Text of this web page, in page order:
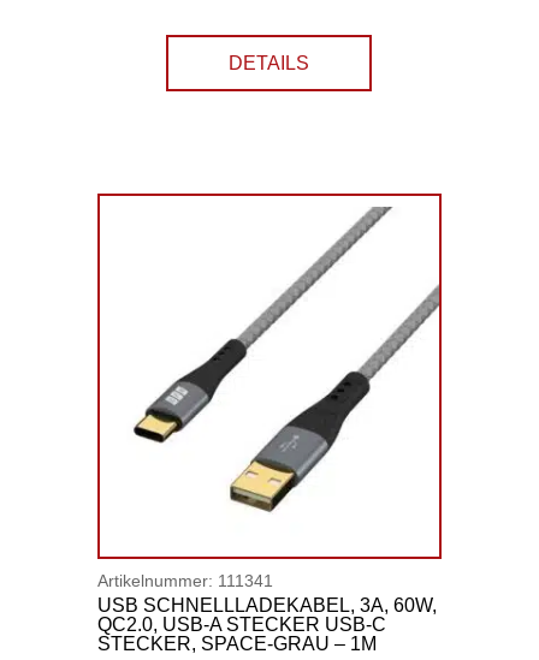
DETAILS
Artikelnummer: 111341
USB SCHNELLLADEKABEL, 3A, 60W,
QC2.0, USB-A STECKER USB-C
STECKER, SPACE-GRAU – 1M